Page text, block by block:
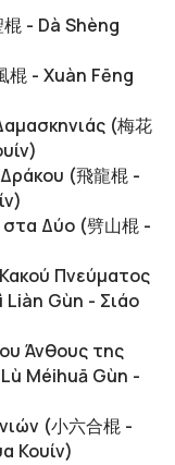
- Dà Shèng
棍 - Xuàn Fēng
(梅花
(飛龍棍 -
Δύο (劈山棍 -
Πνεύματος
Liàn Gùn - Σιάο
Άνθους της
Méihuā Gùn -
(小六合棍 -
Κουίν)